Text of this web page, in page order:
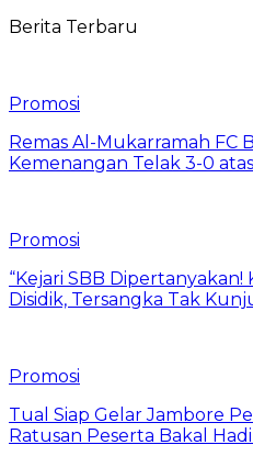
Berita Terbaru
Promosi
Remas Al-Mukarramah FC
Kemenangan Telak 3-0
Promosi
“Kejari SBB Dipertanyakan!
Disidik, Tersangka Tak
Promosi
Tual Siap Gelar Jambore
Ratusan Peserta Bakal